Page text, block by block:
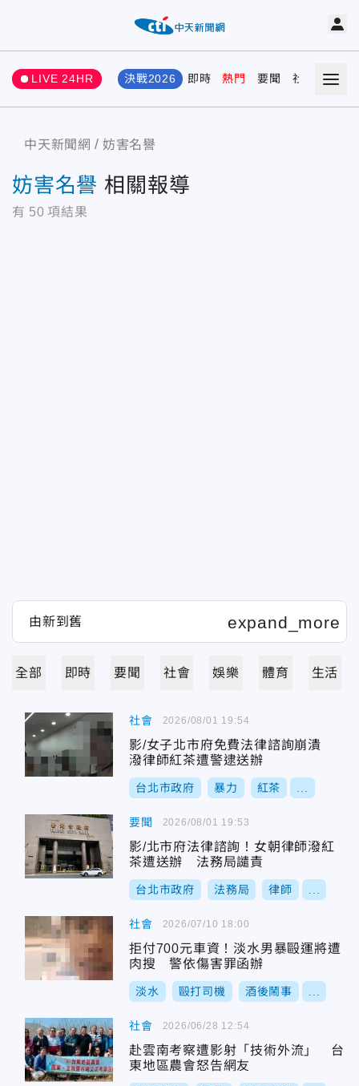
LIVE 24HR 決戰2026 即時 熱門 要聞 社會 娛樂
中天新聞網 妨害名譽
妨害名譽 相關報導
有 50 項結果
全部 即時 要聞 社會 娛樂 體育 生活
社會
影/女子北市府免費法律諮詢崩潰
潑律師紅茶遭警逮送辦
台北市政府 暴力 紅茶
2026/08/01 19:54
要聞
影/北市府法律諮詢！女朝律師潑紅
茶遭送辦 法務局譴責
台北市政府 法務局 律師
2026/08/01 19:53
社會
拒付700元車資！淡水男暴毆運將遭
肉搜 警依傷害罪函辦
淡水 毆打司機 酒後鬧事
2026/07/10 18:00
社會
赴雲南考察遭影射「技術外流」 台
東地區農會怒告網友
2026/06/28 12:54